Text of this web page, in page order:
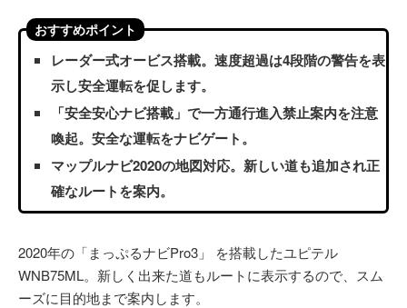
おすすめポイント
レーダー式オービス搭載。速度超過は4段階の警告を表
示し安全運転を促します。
「安全安心ナビ搭載」で一方通行進入禁止案内を注意
喚起。安全な運転をナビゲート。
マップルナビ2020の地図対応。新しい道も追加され正
確なルートを案内。
2020年の「まっぷるナビPro3」 を搭載したユピテル
WNB75ML。新しく出来た道もルートに表示するので、スム
ーズに目的地まで案内します。